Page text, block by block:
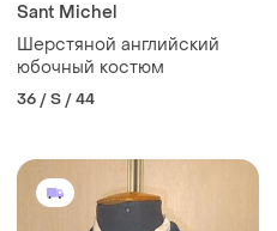
Sant Michel
Шерстяной английский
юбочный костюм
36 / S / 44